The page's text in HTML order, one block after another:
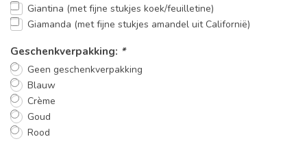
Giantina (met fijne stukjes koek/feuilletine)
Giamanda (met fijne stukjes amandel uit Californië)
Geschenkverpakking: *
Geen geschenkverpakking
Blauw
Crème
Goud
Rood